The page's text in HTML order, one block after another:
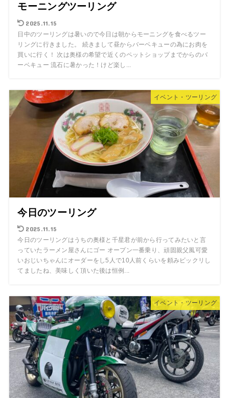
モーニングツーリング
2025.11.15
日中のツーリングは暑いので今日は朝からモーニングを食べるツー
リングに行きました。 続きまして昼からバーベキューの為にお肉を
買いに行く！ 次は奥様の希望で近くのペットショップまでからのバ
ーベキュー 流石に暑かった！けど楽し...
イベント・ツーリング
今日のツーリング
2025.11.15
今日のツーリングはうちの奥様と千星君が前から行ってみたいと言
っていたラーメン屋さんにゴー オープン一番乗り、頑固親父風可愛
いおじいちゃんにオーダーをし5人で10人前くらいを頼みビックリし
てましたね、美味しく頂いた後は恒例...
イベント・ツーリング